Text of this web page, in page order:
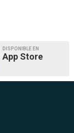
DISPONIBLE EN
App Store